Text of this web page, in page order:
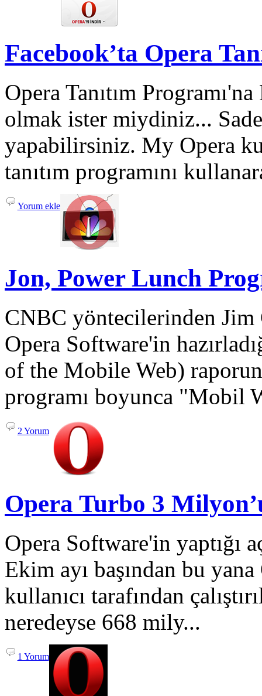
Facebook’ta Opera
Opera Tanıtım
olmak ister miydiniz...
yapabilirsiniz. My Opera
tanıtım programını
Yorum ekle
Jon, Power Lunch
CNBC yöntecilerinden
Opera Software'in
of the Mobile Web)
programı boyunca "Mobil
2 Yorum
Opera Turbo 3
Opera Software'in yaptığı
Ekim ayı başından bu
kullanıcı tarafından
neredeyse 668 mily...
1 Yorum